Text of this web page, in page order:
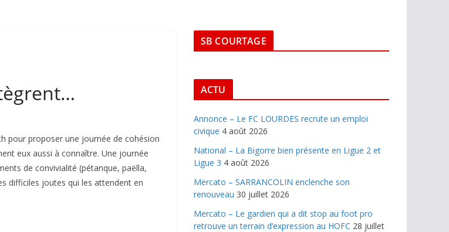
pour proposer une journée de cohésion
eux aussi à connaître. Une journée
de convivialité (pétanque, paëlla,
difficiles joutes qui les attendent en
SB COURTAGE
ACTU
Annonce – Le FC LOURDES recrute un emploi
civique 4 août 2026
National – La Bigorre bien présente en Ligue 2 et
Ligue 3 4 août 2026
Mercato – SARRANCOLIN enclenche son
renouveau 30 juillet 2026
Mercato – Le gardien qui a dit stop au foot pro
retrouve un terrain d’expression au HOFC 28 juillet